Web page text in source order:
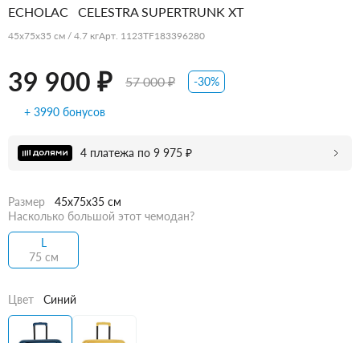
ECHOLAC CELESTRA SUPERTRUNK XT
45x75x35 см / 4.7 кгАрт. 1123TF183396280
39 900 ₽ 57 000 ₽ -30%
+ 3990 бонусов
4 платежа по 9 975 ₽
Размер
45x75x35 см
Насколько большой этот чемодан?
L
75 см
Цвет Синий